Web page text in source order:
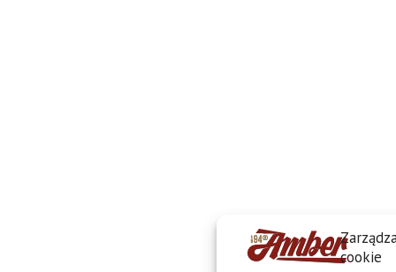
cookie